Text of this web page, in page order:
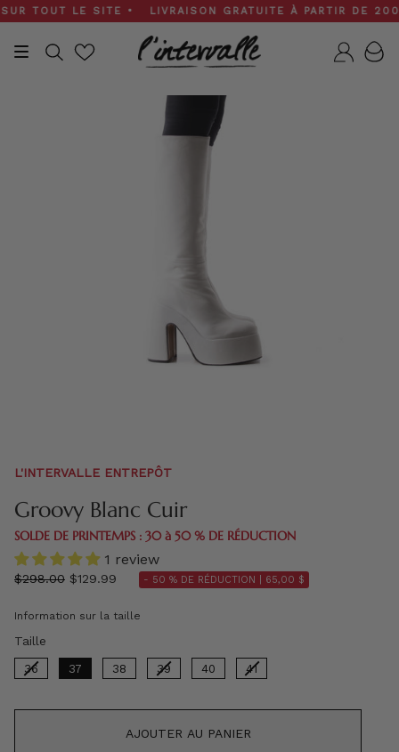
Skip
to
content
LE SITE • LIVRAISON GRATUITE À PARTIR DE 200
Recherche
L'INTERVALLE ENTREPÔT
Groovy Blanc Cuir
SOLDE DE PRINTEMPS : 30 à 50 % DE RÉDUCTION
1 review
régulier
$298.00 $129.99 - 50 % DE RÉDUCTION | 65,00 $
Information sur la taille
Taille
36 37 38 39 40 41
AJOUTER AU PANIER